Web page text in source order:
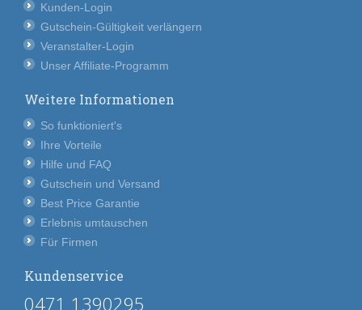
Kunden-Login
Gutschein-Gültigkeit verlängern
Veranstalter-Login
Unser Affiliate-Programm
Weitere Informationen
So funktioniert's
Ihre Vorteile
Hilfe und FAQ
Gutschein und Versand
Best Price Garantie
Erlebnis umtauschen
Für Firmen
Kundenservice
0471 1390295